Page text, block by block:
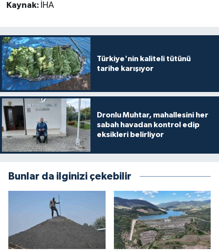
Kaynak: İHA
Türkiye'nin kaliteli tütünü
tarihe karışıyor
Dronlu Muhtar, mahallesini her
sabah havadan kontrol edip
eksikleri belirliyor
Bunlar da ilginizi çekebilir